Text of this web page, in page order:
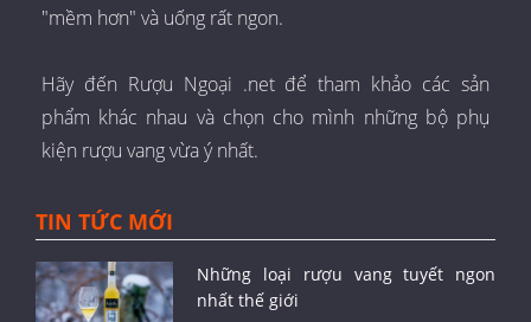
"mềm hơn" và uống rất ngon.
Hãy đến Rượu Ngoại .net để tham khảo các sản
phẩm khác nhau và chọn cho mình những bộ phụ
kiện rượu vang vừa ý nhất.
TIN TỨC MỚI
Những loại rượu vang tuyết ngon
nhất thế giới